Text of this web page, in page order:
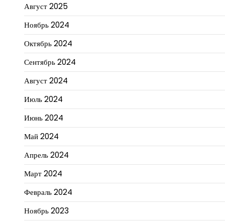
Август 2025
Ноябрь 2024
Октябрь 2024
Сентябрь 2024
Август 2024
Июль 2024
Июнь 2024
Май 2024
Апрель 2024
Март 2024
Февраль 2024
Ноябрь 2023